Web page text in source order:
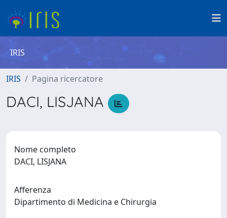
IRIS
IRIS Pagina ricercatore
DACI, LISJANA
Nome completo
DACI, LISJANA
Afferenza
Dipartimento di Medicina e Chirurgia